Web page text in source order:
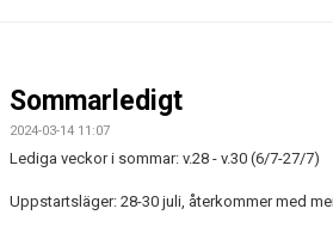
KONTAKT
Sommarledigt
2024-03-14 11:07
Lediga veckor i sommar: v.28 - v.30 (6/7-27/7)
Uppstartsläger: 28-30 juli, återkommer med